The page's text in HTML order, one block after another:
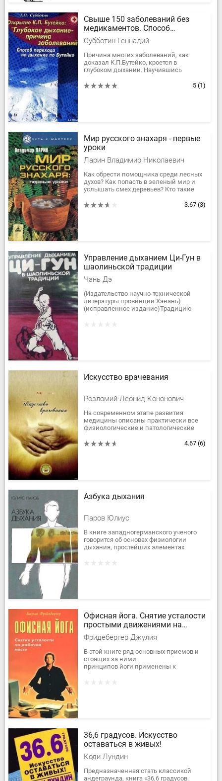
Свыше 150 заболеваний без
медикаментов. Способ
перехода на дыхание по Бутейко
Субботин Геннадий
Причина многих заболеваний, как
доказал К.П.Бутейко, кроется в
глубоком дыхании. Научившись
избавиться от различных болезней и
5 (1)
Мир русского знахаря - первые
уроки
Ларин Владимир Николаевич
Как обрести помощника среди лесных
духов? Как попасть в зеленый мир и
услышать смех деревьев? Кто такие
одержимость, оккультные силы,...3.67 (3)
Управление дыханием Ци-Гун в
шаолиньской традиции
Чань Дэ
(Издательство научно-технической
литературы провинции Хэнань)
(исправленное издание)Традицию
Искусство врачевания
Розломий Леонид Кононович
На современном этапе развития
медицины описаны практически все
физиологические и патологические
определены средства и способы их...
4.67 (6)
Азбука дыхания
Паров Юлиус
В книге западногерманского ученого
говорится об основах физиологии
дыхания, простейших элементах
Офисная йога. Снятие усталости
простыми движениями на
рабочем месте
Фридебергер Джулия
В этой книге ряд основных приемов и
стоящих за ними
принципов йоги применены к
36,6 градусов. Искусство
оставаться в живых!
Коди Лундин
Предназначенная стать классикой
андеграунда, книга «36,6 градусов.